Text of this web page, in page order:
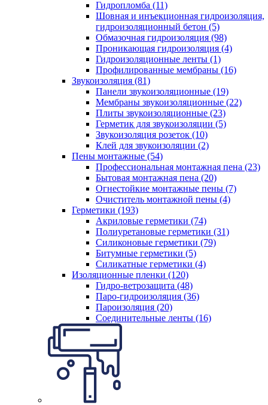
Гидропломба (11)
Шовная и инъекционная гидроизоляция,
гидроизоляционный бетон (5)
Обмазочная гидроизоляция (98)
Проникающая гидроизоляция (4)
Гидроизоляционные ленты (1)
Профилированные мембраны (16)
Звукоизоляция (81)
Панели звукоизоляционные (19)
Мембраны звукоизоляционные (22)
Плиты звукоизоляционные (23)
Герметик для звукоизоляции (5)
Звукоизоляция розеток (10)
Клей для звукоизоляции (2)
Пены монтажные (54)
Профессиональная монтажная пена (23)
Бытовая монтажная пена (20)
Огнестойкие монтажные пены (7)
Очиститель монтажной пены (4)
Герметики (193)
Акриловые герметики (74)
Полиуретановые герметики (31)
Силиконовые герметики (79)
Битумные герметики (5)
Силикатные герметики (4)
Изоляционные пленки (120)
Гидро-ветрозащита (48)
Паро-гидроизоляция (36)
Пароизоляция (20)
Соединительные ленты (16)